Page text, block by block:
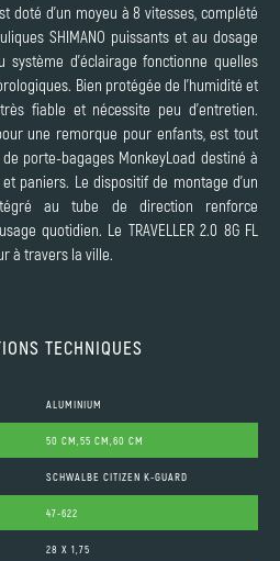
doté d’un moyeu à 8 vitesses, complété
SHIMANO puissants et au dosage
d’éclairage fonctionne quelles
Bien protégée de l’humidité et
fiable et nécessite peu d’entretien.
pour une remorque pour enfants, est tout
porte-bagages MonkeyLoad destiné à
paniers. Le dispositif de montage d’un
au tube de direction renforce
quotidien. Le TRAVELLER 2.0 8G FL
à travers la ville.
TECHNIQUES
ALUMINIUM
50 CM,55 CM,60 CM
SCHWALBE CITIZEN K-GUARD
47-622
28 X 1,75